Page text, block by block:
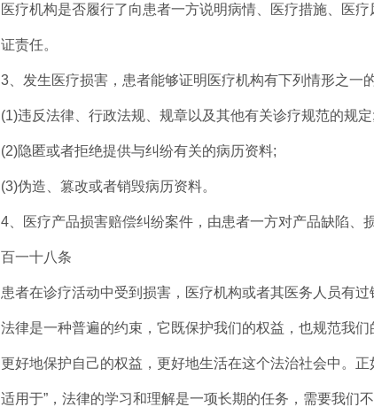
医疗机构是否履行了向患者一方说明病情、医疗措施、医
证责任。
3、发生医疗损害，患者能够证明医疗机构有下列情形之一
(1)违反法律、行政法规、规章以及其他有关诊疗规范的规定;
(2)隐匿或者拒绝提供与纠纷有关的病历资料;
(3)伪造、篡改或者销毁病历资料。
4、医疗产品损害赔偿纠纷案件，由患者一方对产品缺陷、
百一十八条
患者在诊疗活动中受到损害，医疗机构或者其医务人员有过
法律是一种普遍的约束，它既保护我们的权益，也规范我
更好地保护自己的权益，更好地生活在这个法治社会中。
适用于”，法律的学习和理解是一项长期的任务，需要我们